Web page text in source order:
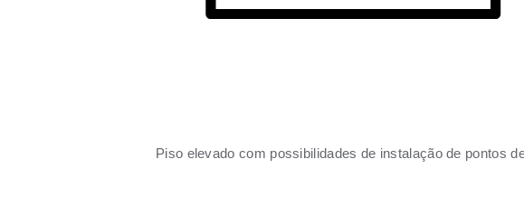
Piso elevado com possibilidades de instalação de pontos